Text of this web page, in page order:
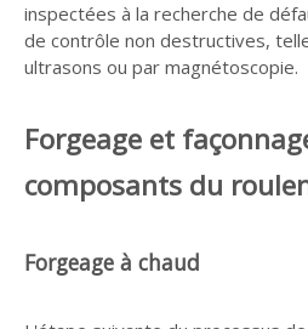
inspectées à la recherche de
de contrôle non destructives,
ultrasons ou par magnétoscopie.
Forgeage et
composants du
Forgeage à chaud